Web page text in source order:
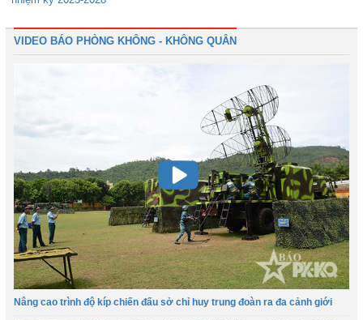
VIDEO BÁO PHÒNG KHÔNG - KHÔNG QUÂN
Nâng cao trình độ kíp chiến đấu sở chỉ huy trung đoàn ra đa cảnh giới